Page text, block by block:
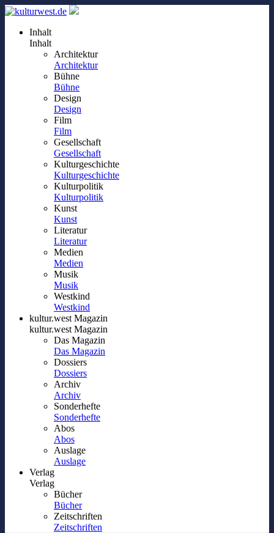
Inhalt
Inhalt
Architektur
Architektur
Bühne
Bühne
Design
Design
Film
Film
Gesellschaft
Gesellschaft
Kulturgeschichte
Kulturgeschichte
Kulturpolitik
Kulturpolitik
Kunst
Kunst
Literatur
Literatur
Medien
Medien
Musik
Musik
Westkind
Westkind
kultur.west Magazin
kultur.west Magazin
Das Magazin
Das Magazin
Dossiers
Dossiers
Archiv
Archiv
Sonderhefte
Sonderhefte
Abos
Abos
Auslage
Auslage
Verlag
Verlag
Bücher
Bücher
Zeitschriften
Zeitschriften